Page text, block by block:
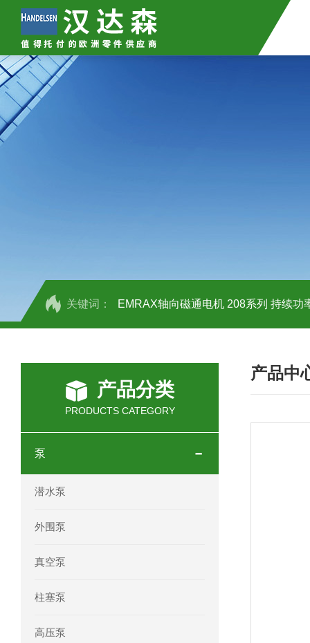
关键词： EMRAX轴向磁通电机 208系列 持续功
OEMER三相同步电机MTES 132SB/2
OEMER三相同步电机MTES 160MA/2
OEMER电机QLS 180M环保农业领域
产品分类
PRODUCTS CATEGORY
泵
潜水泵
外围泵
真空泵
柱塞泵
高压泵
产品中